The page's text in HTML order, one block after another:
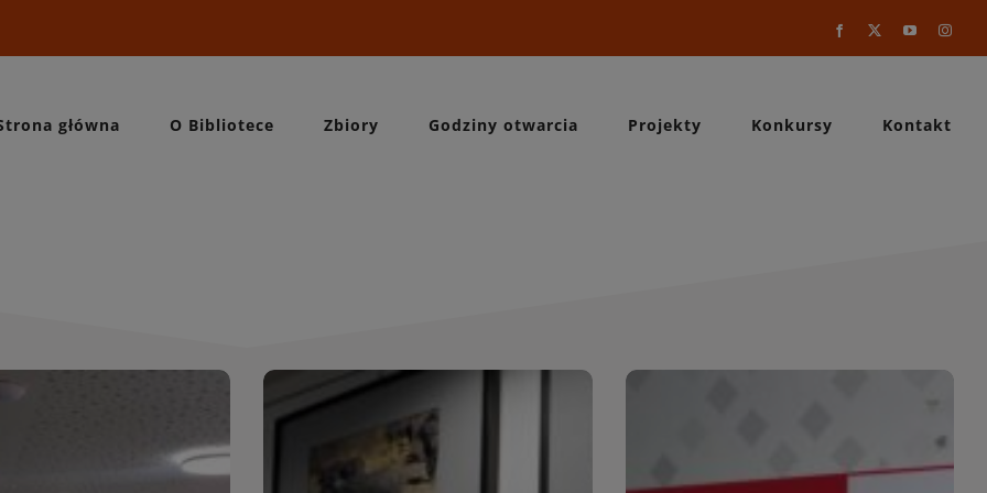
Facebook YouTube
główna O Bibliotece Zbiory Godziny otwarcia Projekty Konkursy Kontakt
Wydarzenia